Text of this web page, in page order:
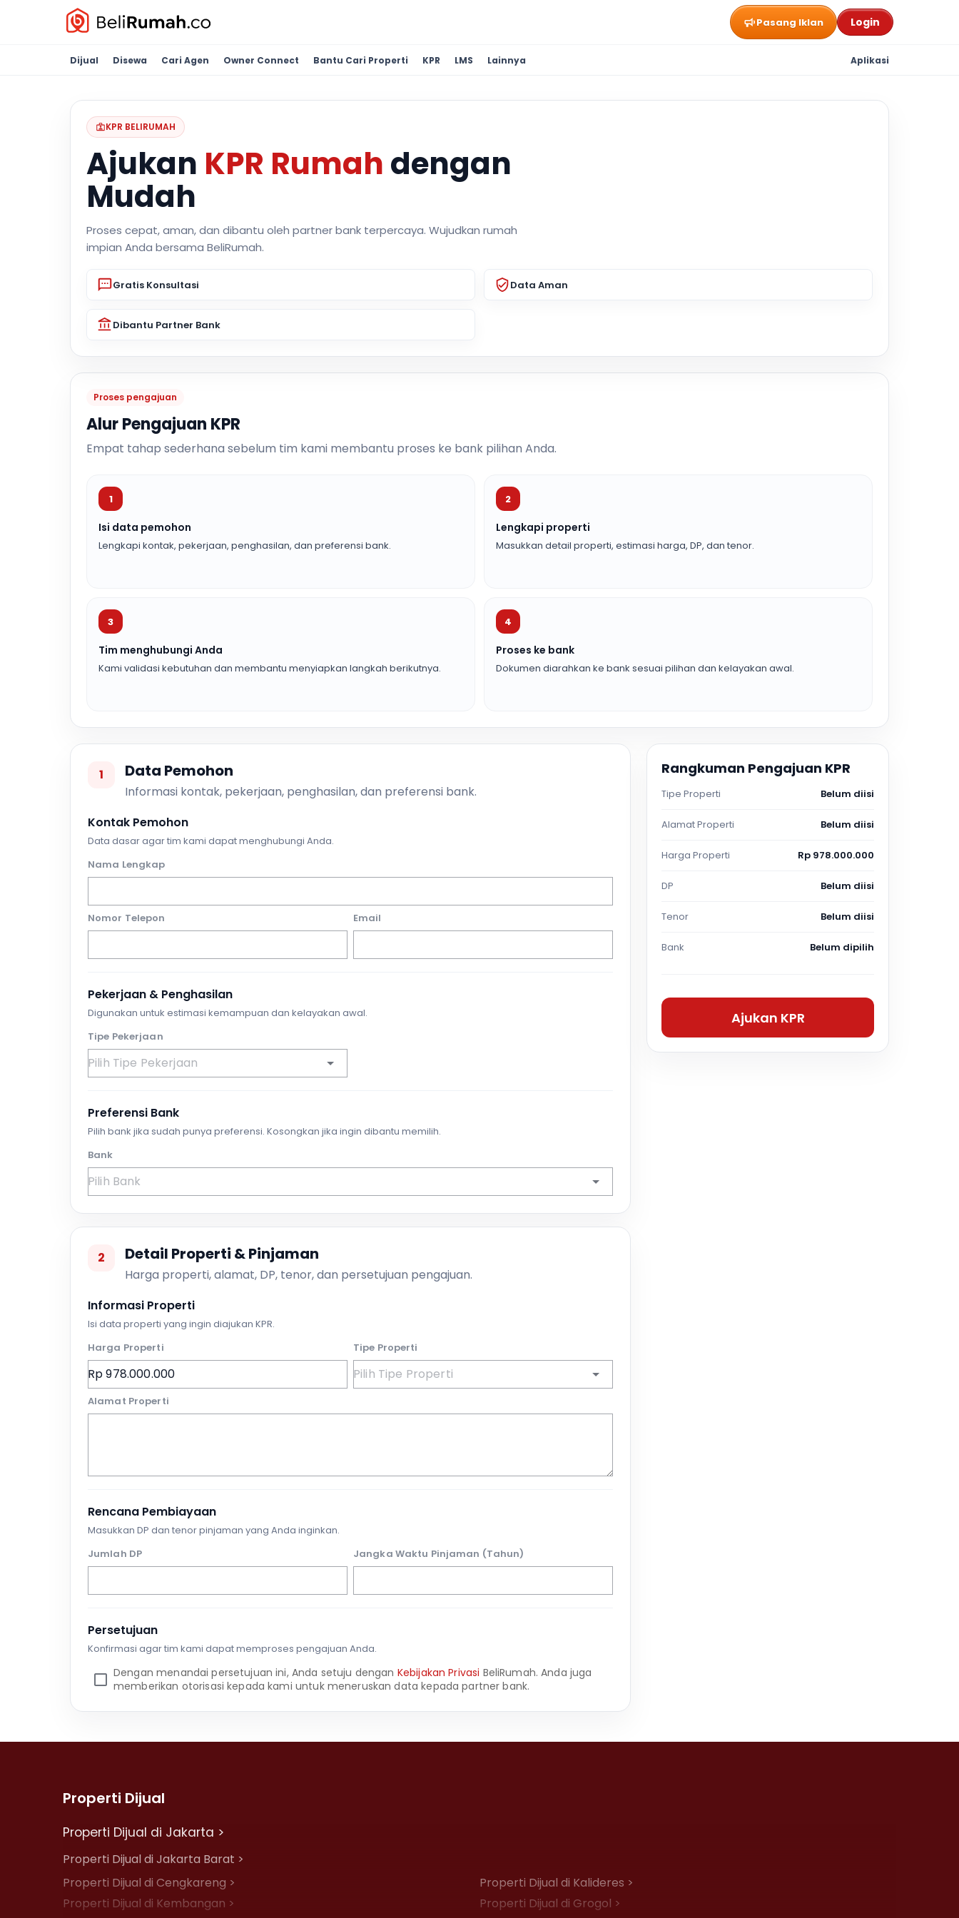
Pasang Iklan Login
Dijual Disewa Cari Agen Owner Connect Bantu Cari Properti KPR LMS Lainnya Aplikasi
KPR BELIRUMAH
Ajukan KPR Rumah dengan
Mudah
Proses cepat, aman, dan dibantu oleh partner bank terpercaya. Wujudkan rumah
impian Anda bersama BeliRumah.
Gratis Konsultasi Data Aman
Dibantu Partner Bank
Proses pengajuan
Alur Pengajuan KPR
Empat tahap sederhana sebelum tim kami membantu proses ke bank pilihan Anda.
1
Isi data pemohon
Lengkapi kontak, pekerjaan, penghasilan, dan preferensi bank.
2
Lengkapi properti
Masukkan detail properti, estimasi harga, DP, dan tenor.
3
Tim menghubungi Anda
Kami validasi kebutuhan dan membantu menyiapkan langkah berikutnya.
4
Proses ke bank
Dokumen diarahkan ke bank sesuai pilihan dan kelayakan awal.
1 Data Pemohon
Informasi kontak, pekerjaan, penghasilan, dan preferensi bank.
Kontak Pemohon
Data dasar agar tim kami dapat menghubungi Anda.
Nama Lengkap
Nomor Telepon Email
Pekerjaan & Penghasilan
Digunakan untuk estimasi kemampuan dan kelayakan awal.
Tipe Pekerjaan
Preferensi Bank
Pilih bank jika sudah punya preferensi. Kosongkan jika ingin dibantu memilih.
Bank
2 Detail Properti & Pinjaman
Harga properti, alamat, DP, tenor, dan persetujuan pengajuan.
Informasi Properti
Isi data properti yang ingin diajukan KPR.
Harga Properti
Tipe Properti
Alamat Properti
Rencana Pembiayaan
Masukkan DP dan tenor pinjaman yang Anda inginkan.
Jumlah DP
Jangka Waktu Pinjaman (Tahun)
Persetujuan
Konfirmasi agar tim kami dapat memproses pengajuan Anda.
Dengan menandai persetujuan ini, Anda setuju dengan Kebijakan Privasi BeliRumah. Anda juga
memberikan otorisasi kepada kami untuk meneruskan data kepada partner bank.
Rangkuman Pengajuan KPR
Tipe Properti Belum diisi
Alamat Properti Belum diisi
Harga Properti Rp 978.000.000
DP Belum diisi
Tenor Belum diisi
Bank Belum dipilih
Ajukan KPR
Properti Dijual
Properti Dijual di Jakarta >
Properti Dijual di Jakarta Barat >
Properti Dijual di Cengkareng >
Properti Dijual di Kalideres >
Properti Dijual di Kembangan >
Properti Dijual di Grogol >